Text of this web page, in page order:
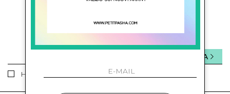
ISCRIVITI ALLA NEWSLETTER
Ho letto ed accettato le condizioni sulla privacy.
INVIA